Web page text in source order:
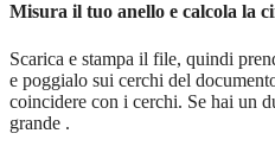
Misura il tuo anello e calcola la
Scarica e stampa il file, quindi
e poggialo sui cerchi del
coincidere con i cerchi. Se hai un
grande .